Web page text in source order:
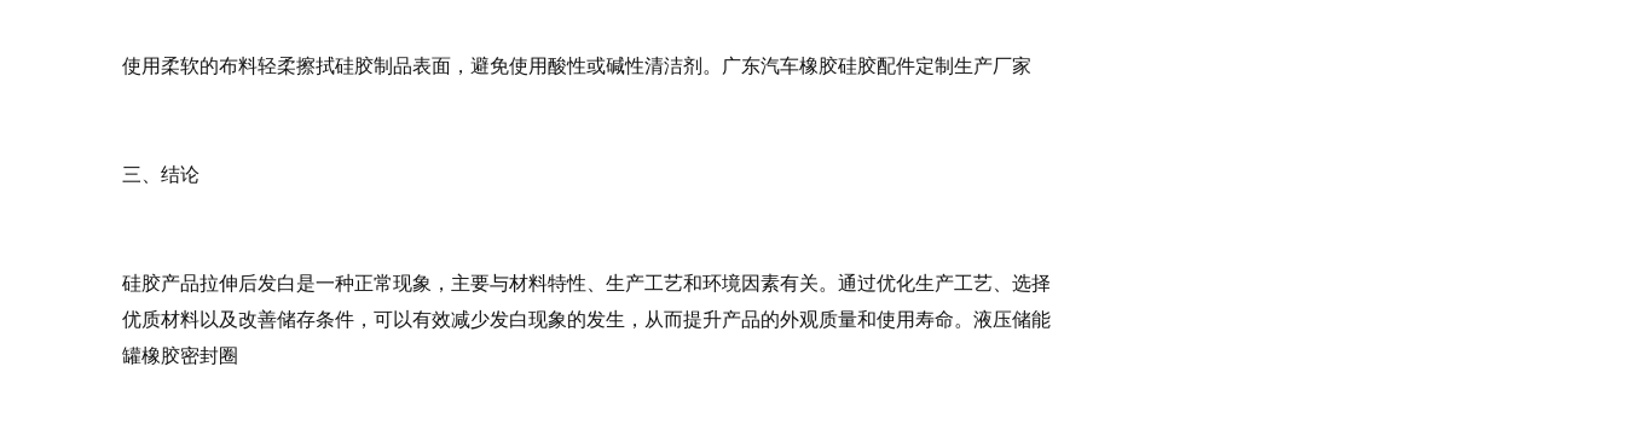
使用柔软的布料轻柔擦拭硅胶制品表面，避免使用酸性或碱性清洁剂。广东汽车橡胶硅胶配件定制生产厂家
三、结论
硅胶产品拉伸后发白是一种正常现象，主要与材料特性、生产工艺和环境因素有关。通过优化生产工艺、选择
优质材料以及改善储存条件，可以有效减少发白现象的发生，从而提升产品的外观质量和使用寿命。液压储能
罐橡胶密封圈